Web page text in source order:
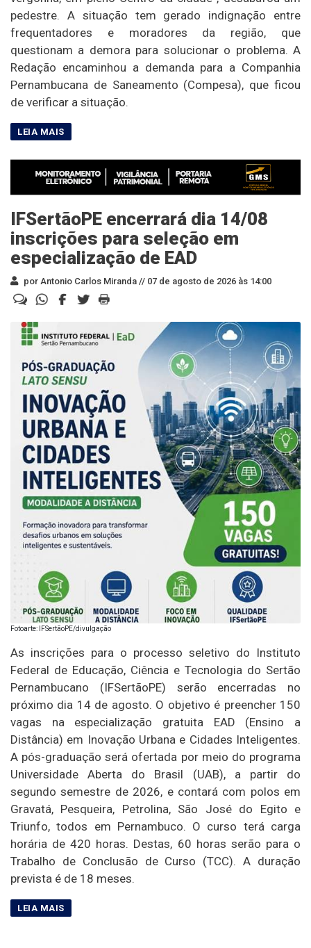
pedestre. A situação tem gerado indignação entre
frequentadores e moradores da região, que
questionam a demora para solucionar o problema. A
Redação encaminhou a demanda para a Companhia
Pernambucana de Saneamento (Compesa), que ficou
de verificar a situação.
IFSertãoPE encerrará dia 14/08
inscrições para seleção em
especialização de EAD
por Antonio Carlos Miranda // 07 de agosto de 2026 às 14:00
Fotoarte: IFSertãoPE/divulgação
As inscrições para o processo seletivo do Instituto
Federal de Educação, Ciência e Tecnologia do Sertão
Pernambucano (IFSertãoPE) serão encerradas no
próximo dia 14 de agosto. O objetivo é preencher 150
vagas na especialização gratuita EAD (Ensino a
Distância) em Inovação Urbana e Cidades Inteligentes.
A pós-graduação será ofertada por meio do programa
Universidade Aberta do Brasil (UAB), a partir do
segundo semestre de 2026, e contará com polos em
Gravatá, Pesqueira, Petrolina, São José do Egito e
Triunfo, todos em Pernambuco. O curso terá carga
horária de 420 horas. Destas, 60 horas serão para o
Trabalho de Conclusão de Curso (TCC). A duração
prevista é de 18 meses.